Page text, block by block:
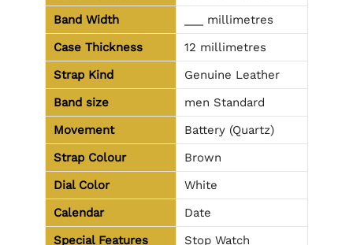
Band Width
___ millimetres
Case Thickness
12 millimetres
Strap Kind
Genuine Leather
Band size
men Standard
Movement
Battery (Quartz)
Strap Colour
Brown
Dial Color
White
Calendar
Date
Special Features
Stop Watch